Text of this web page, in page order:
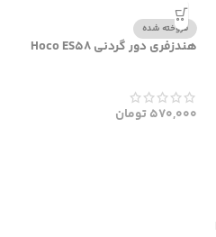
فروخته شده
هندزفری دور گردنی Hoco ES58
570,000تومان